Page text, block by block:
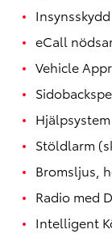
Insynsskydd
eCall
Vehicle
Stöldlarm
Bromsljus,
Radio med
Intelligent